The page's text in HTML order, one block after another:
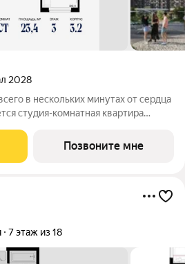
2028
в нескольких минутах от сердца
студия-комнатная квартира
микрорайоне комфорт-класса
Позвоните мне
7 этаж из 18